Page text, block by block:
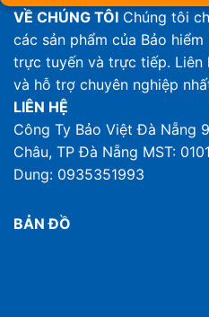
VỀ CHÚNG TÔI Chúng tôi
các sản phẩm của Bảo
trực tuyến và trực tiếp. Liên
và hỗ trợ chuyên nghiệp
LIÊN HỆ
Công Ty Bảo Việt Đà Nẵng
Châu, TP Đà Nẵng MST:
Dung: 0935351993
BẢN ĐỒ